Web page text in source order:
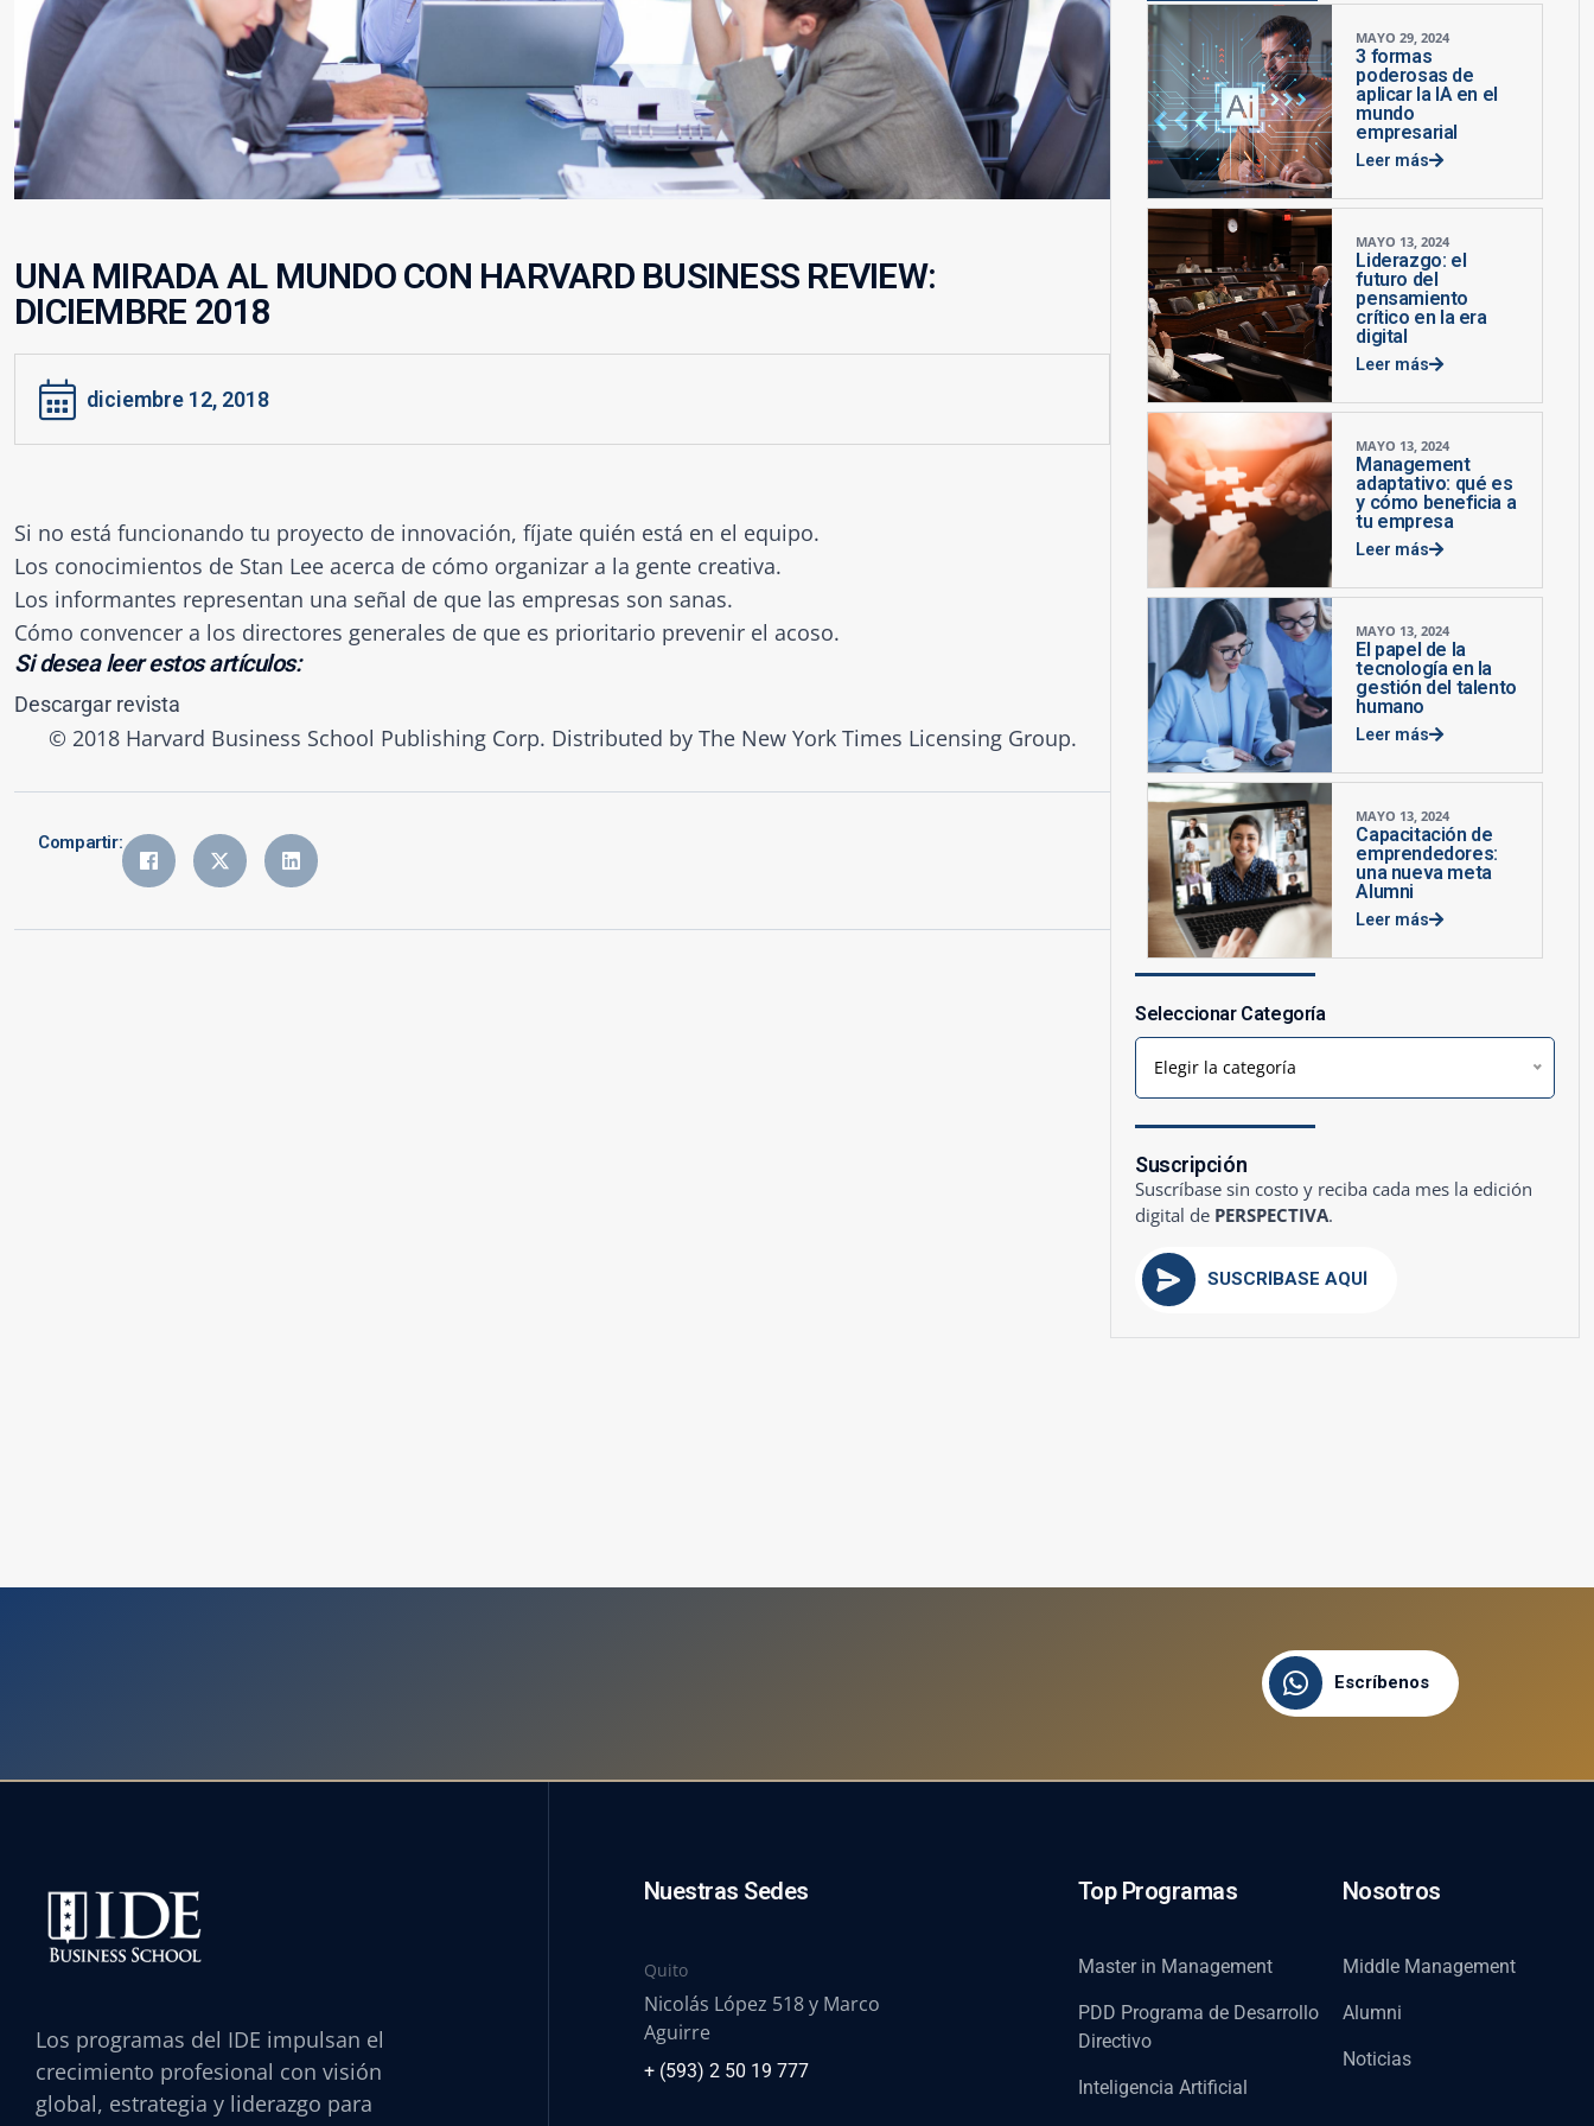
UNA MIRADA AL MUNDO CON HARVARD BUSINESS REVIEW:
DICIEMBRE 2018
diciembre 12, 2018
Si no está funcionando tu proyecto de innovación, fíjate quién está en el equipo.
Los conocimientos de Stan Lee acerca de cómo organizar a la gente creativa.
Los informantes representan una señal de que las empresas son sanas.
Cómo convencer a los directores generales de que es prioritario prevenir el acoso.
Si desea leer estos artículos:
Descargar revista
© 2018 Harvard Business School Publishing Corp. Distributed by The New York Times Licensing Group.
Compartir:
MAYO 29, 2024
3 formas
poderosas de
aplicar la IA en el
mundo
empresarial
Leer más
MAYO 13, 2024
Liderazgo: el
futuro del
pensamiento
crítico en la era
digital
Leer más
MAYO 13, 2024
Management
adaptativo: qué es
y cómo beneficia a
tu empresa
Leer más
MAYO 13, 2024
El papel de la
tecnología en la
gestión del talento
humano
Leer más
MAYO 13, 2024
Capacitación de
emprendedores:
una nueva meta
Alumni
Leer más
Seleccionar Categoría
Elegir la categoría
Suscripción
Suscríbase sin costo y reciba cada mes la edición
digital de PERSPECTIVA.
SUSCRÍBASE AQUÍ
Escríbenos
Los programas del IDE impulsan el
crecimiento profesional con visión
global, estrategia y liderazgo para
Nuestras Sedes
Quito
Nicolás López 518 y Marco
Aguirre
+ (593) 2 50 19 777
Top Programas
Master in Management
PDD Programa de Desarrollo
Directivo
Inteligencia Artificial
Nosotros
Middle Management
Alumni
Noticias